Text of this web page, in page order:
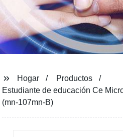
Hogar
Productos
Estudiante de educación Ce
(mn-107mn-B)